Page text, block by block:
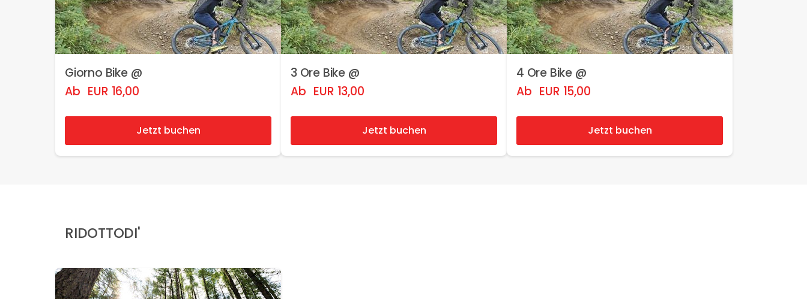
Giorno Bike @
Ab EUR 16,00
Jetzt buchen
3 Ore Bike @
Ab EUR 13,00
Jetzt buchen
4 Ore Bike @
Ab EUR 15,00
Jetzt buchen
RIDOTTODI'